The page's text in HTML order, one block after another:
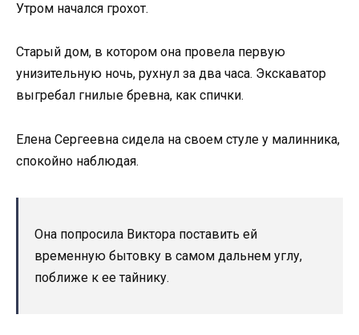
Утром начался грохот.
Старый дом, в котором она провела первую
унизительную ночь, рухнул за два часа. Экскаватор
выгребал гнилые бревна, как спички.
Елена Сергеевна сидела на своем стуле у малинника,
спокойно наблюдая.
Она попросила Виктора поставить ей
временную бытовку в самом дальнем углу,
поближе к ее тайнику.